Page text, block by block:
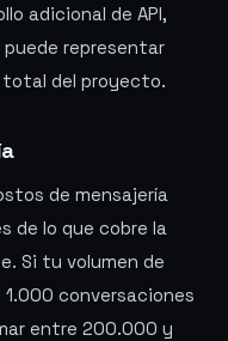
adicional de API,
representar
total del proyecto.
de mensajería
de lo que cobre la
Si tu volumen de
conversaciones
entre 200.000 y